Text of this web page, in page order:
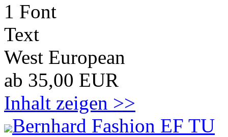
1 Font
Text
West European
ab 35,00 EUR
Inhalt zeigen >>
Bernhard Fashion EF TU